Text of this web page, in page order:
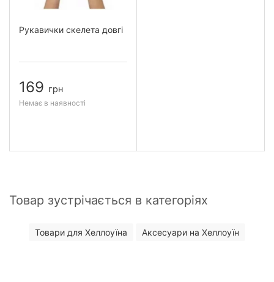
Рукавички скелета довгі
169 грн
Немає в наявності
Товар зустрічається в категоріях
Товари для Хеллоуїна Аксесуари на Хеллоуїн